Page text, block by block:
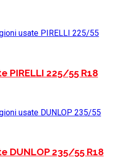
PIRELLI 225/55 R18
DUNLOP 235/55 R18